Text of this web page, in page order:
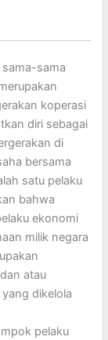
sama
koperasi
diri sebagai
di
bersama
satu pelaku
bahwa
ekonomi
milik negara
atau
dikelola
pelaku